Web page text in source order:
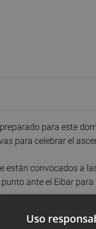
para este
para celebrar el
están convocados a
ante el Eibar
una 'Fan Zone'
desde las 15:30 hasta
Uso